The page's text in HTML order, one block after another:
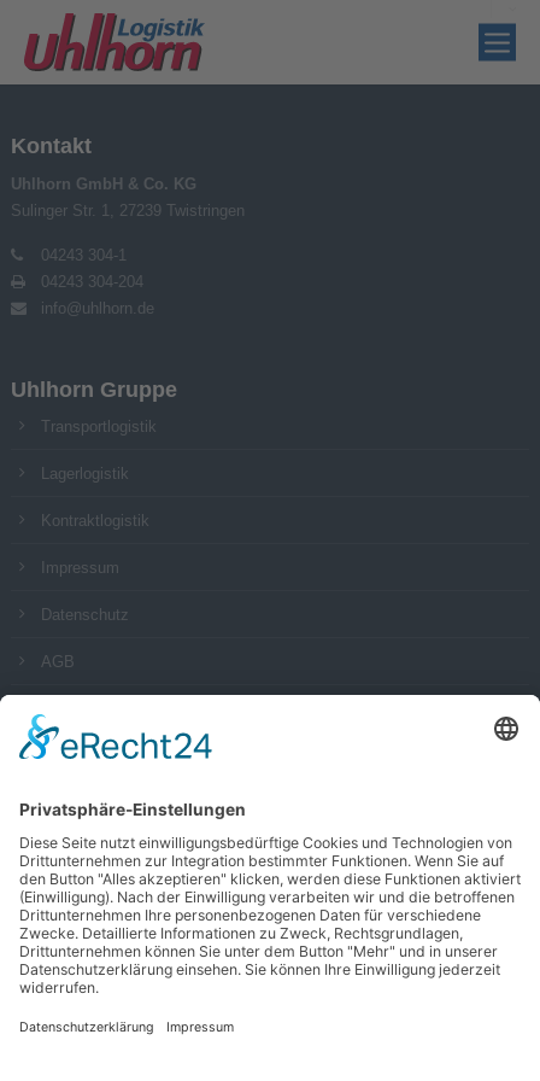
Kontakt
Uhlhorn GmbH & Co. KG
Sulinger Str. 1, 27239 Twistringen
04243 304-1
04243 304-204
info@uhlhorn.de
Uhlhorn Gruppe
Transportlogistik
Lagerlogistik
Kontraktlogistik
Impressum
Datenschutz
AGB
Social Media
Zertifikate
Alle Zertifikate